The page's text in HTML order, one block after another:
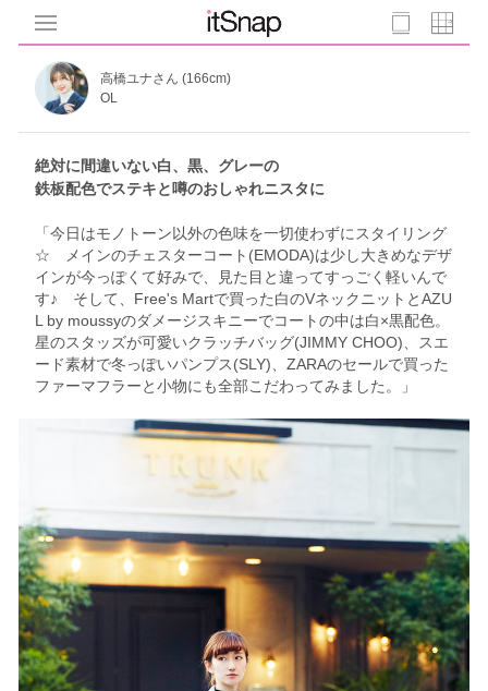
高橋ユナさん (166cm)
OL
絶対に間違いない白、黒、グレーの
鉄板配色でステキと噂のおしゃれニスタに
「今日はモノトーン以外の色味を一切使わずにスタイリング
☆ メインのチェスターコート(EMODA)は少し大きめなデザ
インが今っぽくて好みで、見た目と違ってすっごく軽いんで
す♪ そして、Free's Martで買った白のVネックニットとAZU
L by moussyのダメージスキニーでコートの中は白×黒配色。
星のスタッズが可愛いクラッチバッグ(JIMMY CHOO)、スエ
ード素材で冬っぽいパンプス(SLY)、ZARAのセールで買った
ファーマフラーと小物にも全部こだわってみました。」